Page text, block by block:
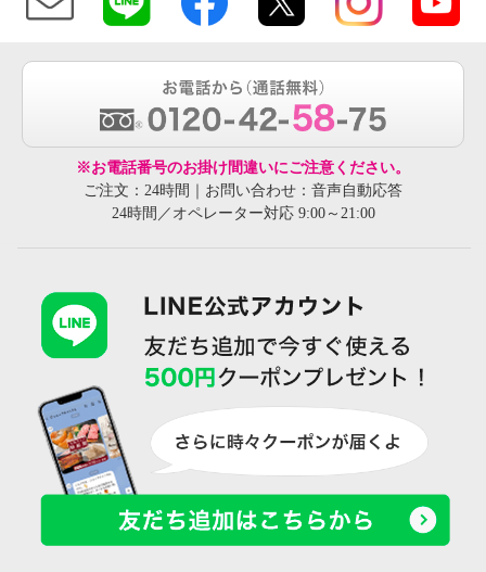
※お電話番号のお掛け間違いにご注意ください。
ご注文：24時間｜お問い合わせ：音声自動応答
24時間／オペレーター対応 9:00～21:00